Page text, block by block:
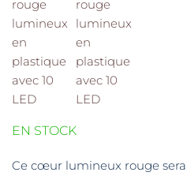
EN STOCK
Ce cœur lumineux rouge